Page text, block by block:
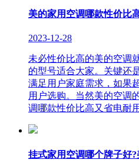
美的家用空调哪款性价比
2023-12-28
未必性价比高的美的空调
的型号适合大家。关键还
满足用户家庭需求，如果
用户选购。当然美的空调
调哪款性价比高又省电耐
挂式家用空调哪个牌子好